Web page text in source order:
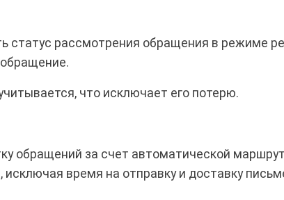
статус рассмотрения обращения в режиме
что исключает его потерю.
обращений за счет автоматической
исключая время на отправку и доставку